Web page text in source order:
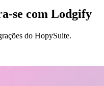
se com Lodgify
do HopySuite.